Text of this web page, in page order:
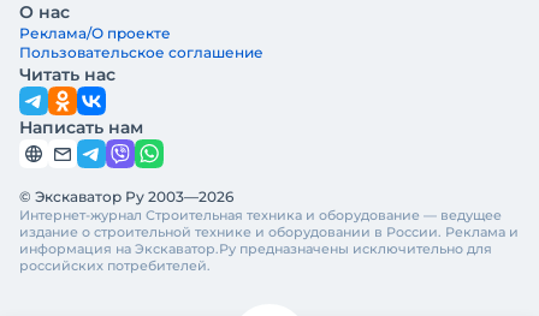
О нас
Реклама/О проекте
Пользовательское соглашение
Читать нас
Написать нам
© Экскаватор Ру 2003—2026
Интернет-журнал Строительная техника и оборудование — ведущее
издание о строительной технике и оборудовании в России. Реклама и
информация на Экскаватор.Ру предназначены исключительно для
российских потребителей.